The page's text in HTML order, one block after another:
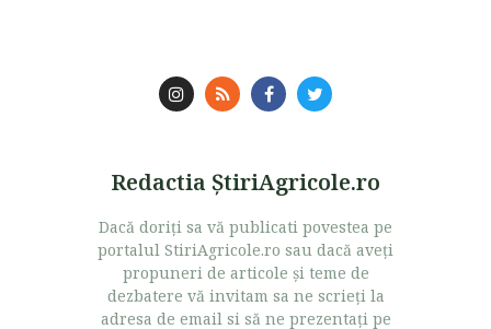
Redactia ŞtiriAgricole.ro
Dacă doriţi sa vă publicati povestea pe
portalul StiriAgricole.ro sau dacă aveţi
propuneri de articole şi teme de
dezbatere vă invitam sa ne scrieţi la
adresa de email si să ne prezentaţi pe